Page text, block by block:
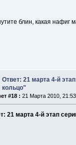
блин, какая нафиг
Ответ: 21 марта 4-й
кольцо"
#18 : 21 Марта 2010,
21 марта 4-й этап